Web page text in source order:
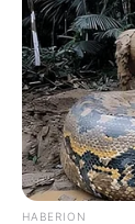
HABERION